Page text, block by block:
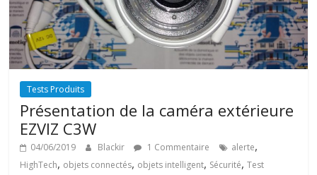
Tests Produits
Présentation de la caméra extérieure
EZVIZ C3W
04/06/2019 Blackir 1 Commentaire alerte,
HighTech, objets connectés, objets intelligent, Sécurité,Test